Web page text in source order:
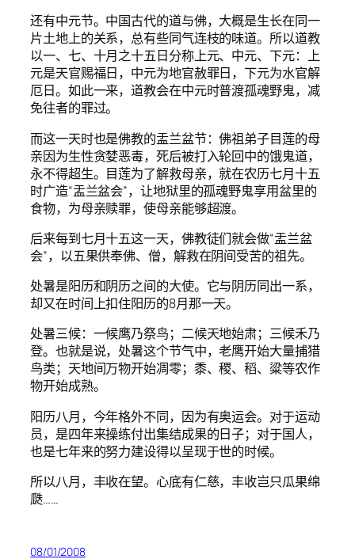
还有中元节。中国古代的道与佛，大概是生长在同一
片土地上的关系，总有些同气连枝的味道。所以道教
以一、七、十月之十五日分称上元、中元、下元：上
元是天官赐福日，中元为地官赦罪日，下元为水官解
厄日。如此一来，道教会在中元时普渡孤魂野鬼，减
免往者的罪过。
而这一天时也是佛教的盂兰盆节：佛祖弟子目莲的母
亲因为生性贪婪恶毒，死后被打入轮回中的饿鬼道，
永不得超生。目莲为了解救母亲，就在农历七月十五
时广造“盂兰盆会”，让地狱里的孤魂野鬼享用盆里的
食物，为母亲赎罪，使母亲能够超渡。
后来每到七月十五这一天，佛教徒们就会做“盂兰盆
会”，以五果供奉佛、僧，解救在阴间受苦的祖先。
处暑是阳历和阴历之间的大使。它与阴历同出一系，
却又在时间上扣住阳历的8月那一天。
处暑三候：一候鹰乃祭鸟；二候天地始肃；三候禾乃
登。也就是说，处暑这个节气中，老鹰开始大量捕猎
鸟类；天地间万物开始凋零；黍、稷、稻、粱等农作
物开始成熟。
阳历八月，今年格外不同，因为有奥运会。对于运动
员，是四年来操练付出集结成果的日子；对于国人，
也是七年来的努力建设得以呈现于世的时候。
所以八月，丰收在望。心底有仁慈，丰收岂只瓜果绵
瓞……
08/01/2008